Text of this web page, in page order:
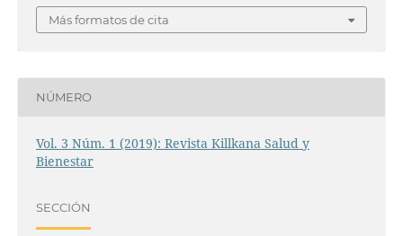
Más formatos de cita
NÚMERO
Vol. 3 Núm. 1 (2019): Revista Killkana Salud y
Bienestar
SECCIÓN